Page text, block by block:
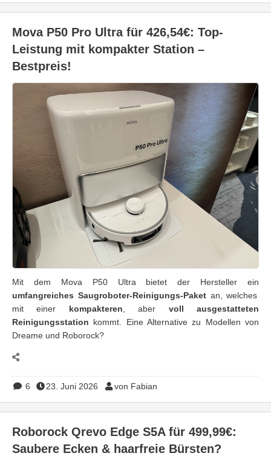
Mova P50 Pro Ultra für 426,54€: Top-
Leistung mit kompakter Station –
Bestpreis!
Mit dem Mova P50 Ultra bietet der Hersteller ein
umfangreiches Saugroboter-Reinigungs-Paketan, welches
mit einer kompakteren , aber voll ausgestatteten
Reinigungsstation kommt. Eine Alternative zu Modellen von
Dreame und Roborock?
6 23. Juni 2026 von Fabian
Roborock Qrevo Edge S5A für 499,99€:
Saubere Ecken & haarfreie Bürsten?